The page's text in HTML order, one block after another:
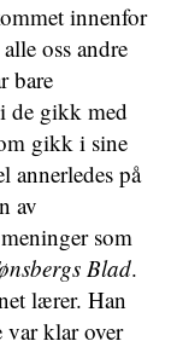
innenfor
oss andre
bare
de gikk med
gikk i sine
annerledes på
av
som
Blad.
lærer. Han
var klar over